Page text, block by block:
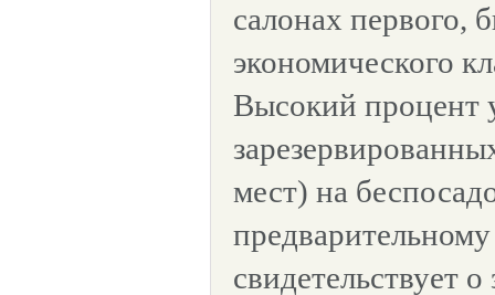
салонах первого,
экономического
Высокий процент
мест) на
предварительному
свидетельствует